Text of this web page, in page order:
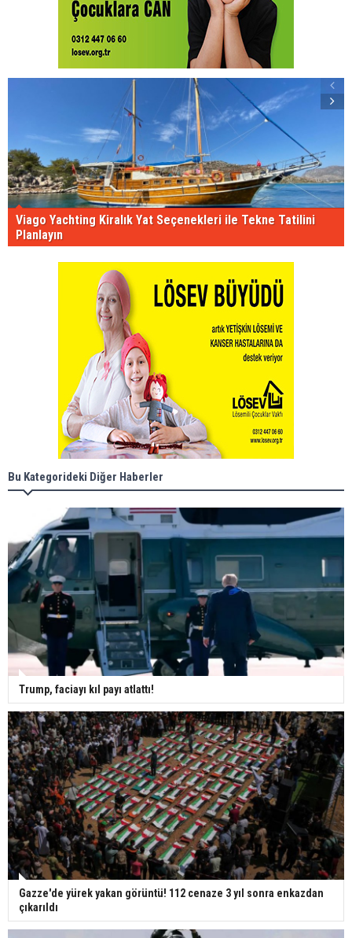
Viago Yachting Kiralık Yat Seçenekleri ile Tekne Tatilini
Planlayın
Bu Kategorideki Diğer Haberler
Trump, faciayı kıl payı atlattı!
Gazze'de yürek yakan görüntü! 112 cenaze 3 yıl sonra enkazdan
çıkarıldı